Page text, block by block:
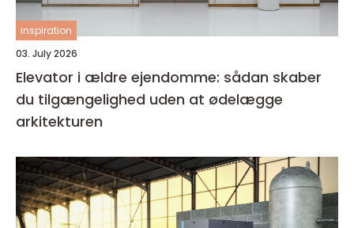
inspiration
03. July 2026
Elevator i ældre ejendomme: sådan skaber
du tilgængelighed uden at ødelægge
arkitekturen